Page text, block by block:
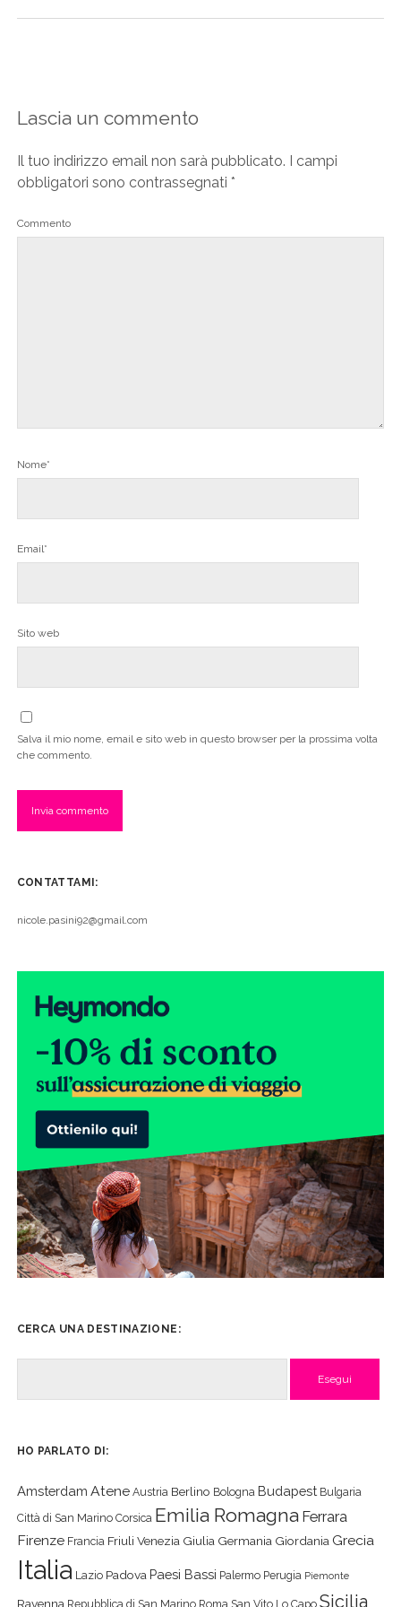
Lascia un commento
Il tuo indirizzo email non sarà pubblicato. I campi
obbligatori sono contrassegnati *
Commento
Nome*
Email*
Sito web
Salva il mio nome, email e sito web in questo browser per la prossima volta
che commento.
CONTATTAMI:
nicole.pasini92@gmail.com
CERCA UNA DESTINAZIONE:
HO PARLATO DI:
Amsterdam Atene Austria Berlino Bologna Budapest Bulgaria
Città di San Marino Corsica Emilia Romagna Ferrara
Firenze Francia Friuli Venezia Giulia Germania Giordania Grecia
Italia Lazio Padova Paesi Bassi Palermo Perugia Piemonte
Ravenna Repubblica di San Marino Roma San Vito Lo Capo Sicilia